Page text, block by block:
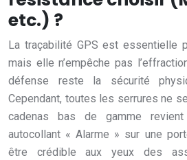
etc.) ?
La traçabilité GPS est essentielle
mais elle n’empêche pas
défense reste la sécurité
Cependant, toutes les serrures ne
cadenas bas de gamme
autocollant « Alarme » sur une
être crédible aux yeux des